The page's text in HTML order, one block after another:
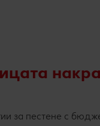
за пестене с